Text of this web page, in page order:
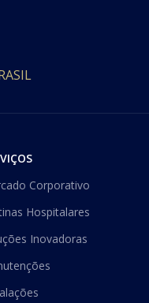
Corporativo
Hospitalares
Inovadoras